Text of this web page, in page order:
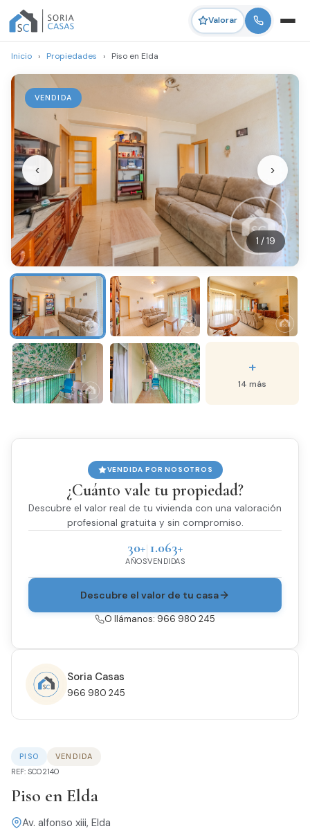
Valorar
Inicio › Propiedades › Piso en Elda
VENDIDA
1 / 19
‹ ›
+
14 más
PISO
VENDIDA
REF: SC02140
Piso en Elda
Av. alfonso xiii, Elda
VENDIDA POR NOSOTROS
¿Cuánto vale tu propiedad?
Descubre el valor real de tu vivienda con una valoración
profesional gratuita y sin compromiso.
30+
AÑOS
1.063+
VENDIDAS
Descubre el valor de tu casa
O llámanos: 966 980 245
Soria Casas
966 980 245